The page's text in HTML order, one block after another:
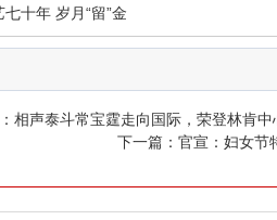
七十年 岁月“留”金
相声泰斗常宝霆走向国际，荣登林肯
下一篇： 官宣：妇女节